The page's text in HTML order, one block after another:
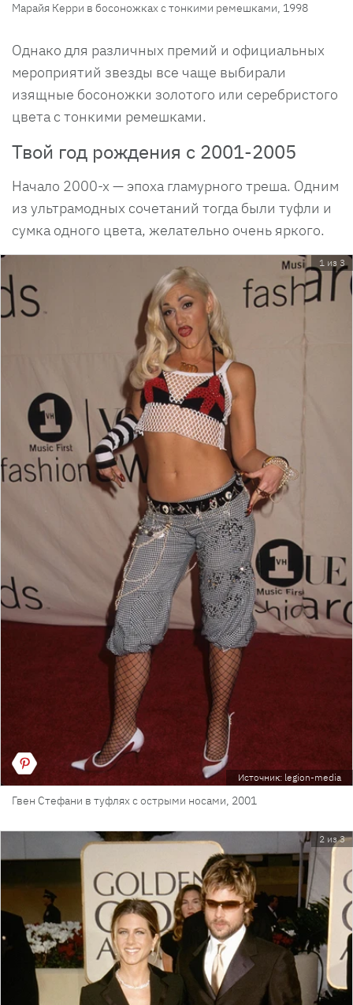
Марайя Керри в босоножках с тонкими ремешками, 1998
Однако для различных премий и официальных
мероприятий звезды все чаще выбирали
изящные босоножки золотого или серебристого
цвета с тонкими ремешками.
Твой год рождения с 2001-2005
Начало 2000-х — эпоха гламурного треша. Одним
из ультрамодных сочетаний тогда были туфли и
сумка одного цвета, желательно очень яркого.
1 из 3
Источник: legion-media
Гвен Стефани в туфлях с острыми носами, 2001
2 из 3